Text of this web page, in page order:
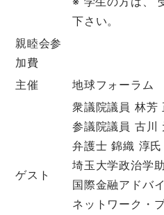
下さい。
親睦会参
加費
主催
地球フォーラム
ゲスト
衆議院議員 林芳
参議院議員 古川
弁護士 錦織 淳氏
埼玉大学政治学
国際金融アドバ
ネットワーク・